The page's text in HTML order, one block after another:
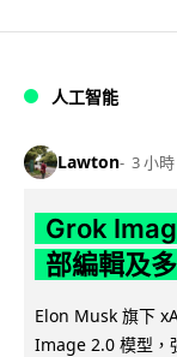
人工智能
Lawton 3 小時
Grok
部編輯及
Elon Musk 旗下
Image 2.0 模型，